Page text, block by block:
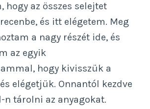
hogy az összes selejtet
és itt elégetem. Meg
a nagy részét ide, és
az egyik
hogy kivisszük a
elégetjük. Onnantól kezdve
n tárolni az anyagokat.